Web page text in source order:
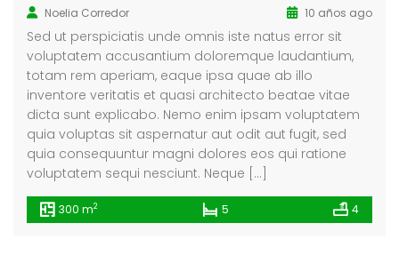
Noelia Corredor
10 años ago
Sed ut perspiciatis unde omnis iste natus error sit
voluptatem accusantium doloremque laudantium,
totam rem aperiam, eaque ipsa quae ab illo
inventore veritatis et quasi architecto beatae vitae
dicta sunt explicabo. Nemo enim ipsam voluptatem
quia voluptas sit aspernatur aut odit aut fugit, sed
quia consequuntur magni dolores eos qui ratione
voluptatem sequi nesciunt. Neque […]
300 m2 5 4